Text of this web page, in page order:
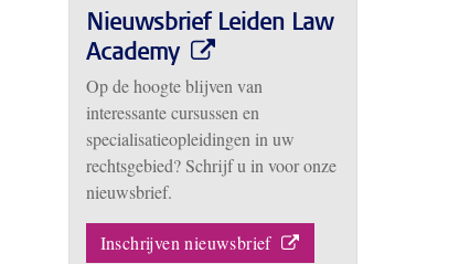
Nieuwsbrief Leiden Law
Academy
Op de hoogte blijven van
interessante cursussen en
specialisatieopleidingen in uw
rechtsgebied? Schrijf u in voor onze
nieuwsbrief.
Inschrijven nieuwsbrief